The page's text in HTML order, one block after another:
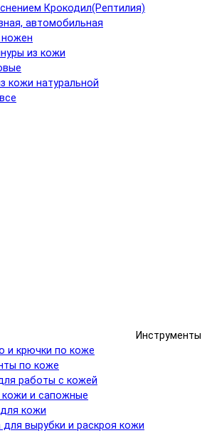
Крокодил(Рептилия)
автомобильная
из кожи
кожи натуральной
Инструменты
и крючки по коже
по коже
работы с кожей
и сапожные
кожи
вырубки и раскроя кожи